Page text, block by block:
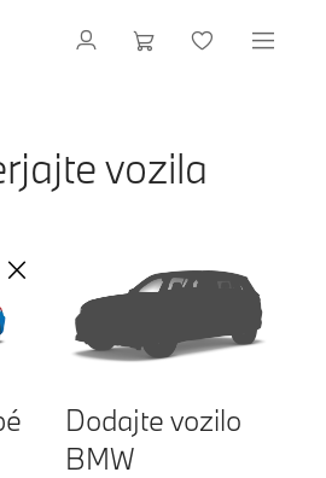
vozila
Dodajte vozilo
BMW